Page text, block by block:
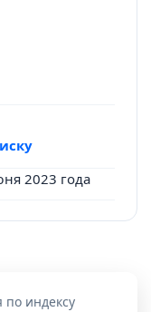
2023 года
по индексу